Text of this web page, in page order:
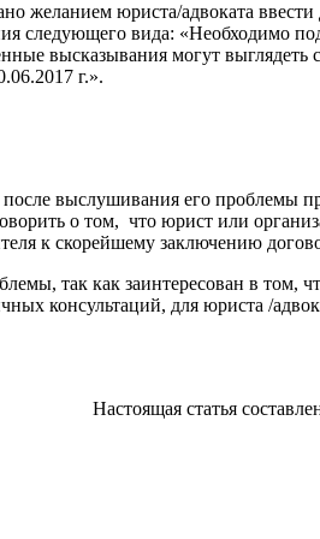
желанием юриста/адвоката
следующего вида: «Необходимо
высказывания могут
г.».
выслушивания его проблемы
о том, что юрист или
к скорейшему заключению
так как заинтересован в том,
консультаций, для юриста /
Настоящая статья